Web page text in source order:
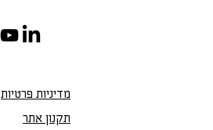
מדיניות פרטיות
תקנון אתר